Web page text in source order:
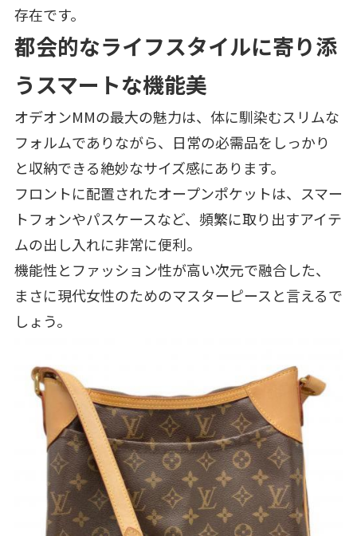
存在です。
都会的なライフスタイルに寄り添
うスマートな機能美
オデオンMMの最大の魅力は、体に馴染むスリムな
フォルムでありながら、日常の必需品をしっかり
と収納できる絶妙なサイズ感にあります。
フロントに配置されたオープンポケットは、スマー
トフォンやパスケースなど、頻繁に取り出すアイテ
ムの出し入れに非常に便利。
機能性とファッション性が高い次元で融合した、
まさに現代女性のためのマスターピースと言えるで
しょう。